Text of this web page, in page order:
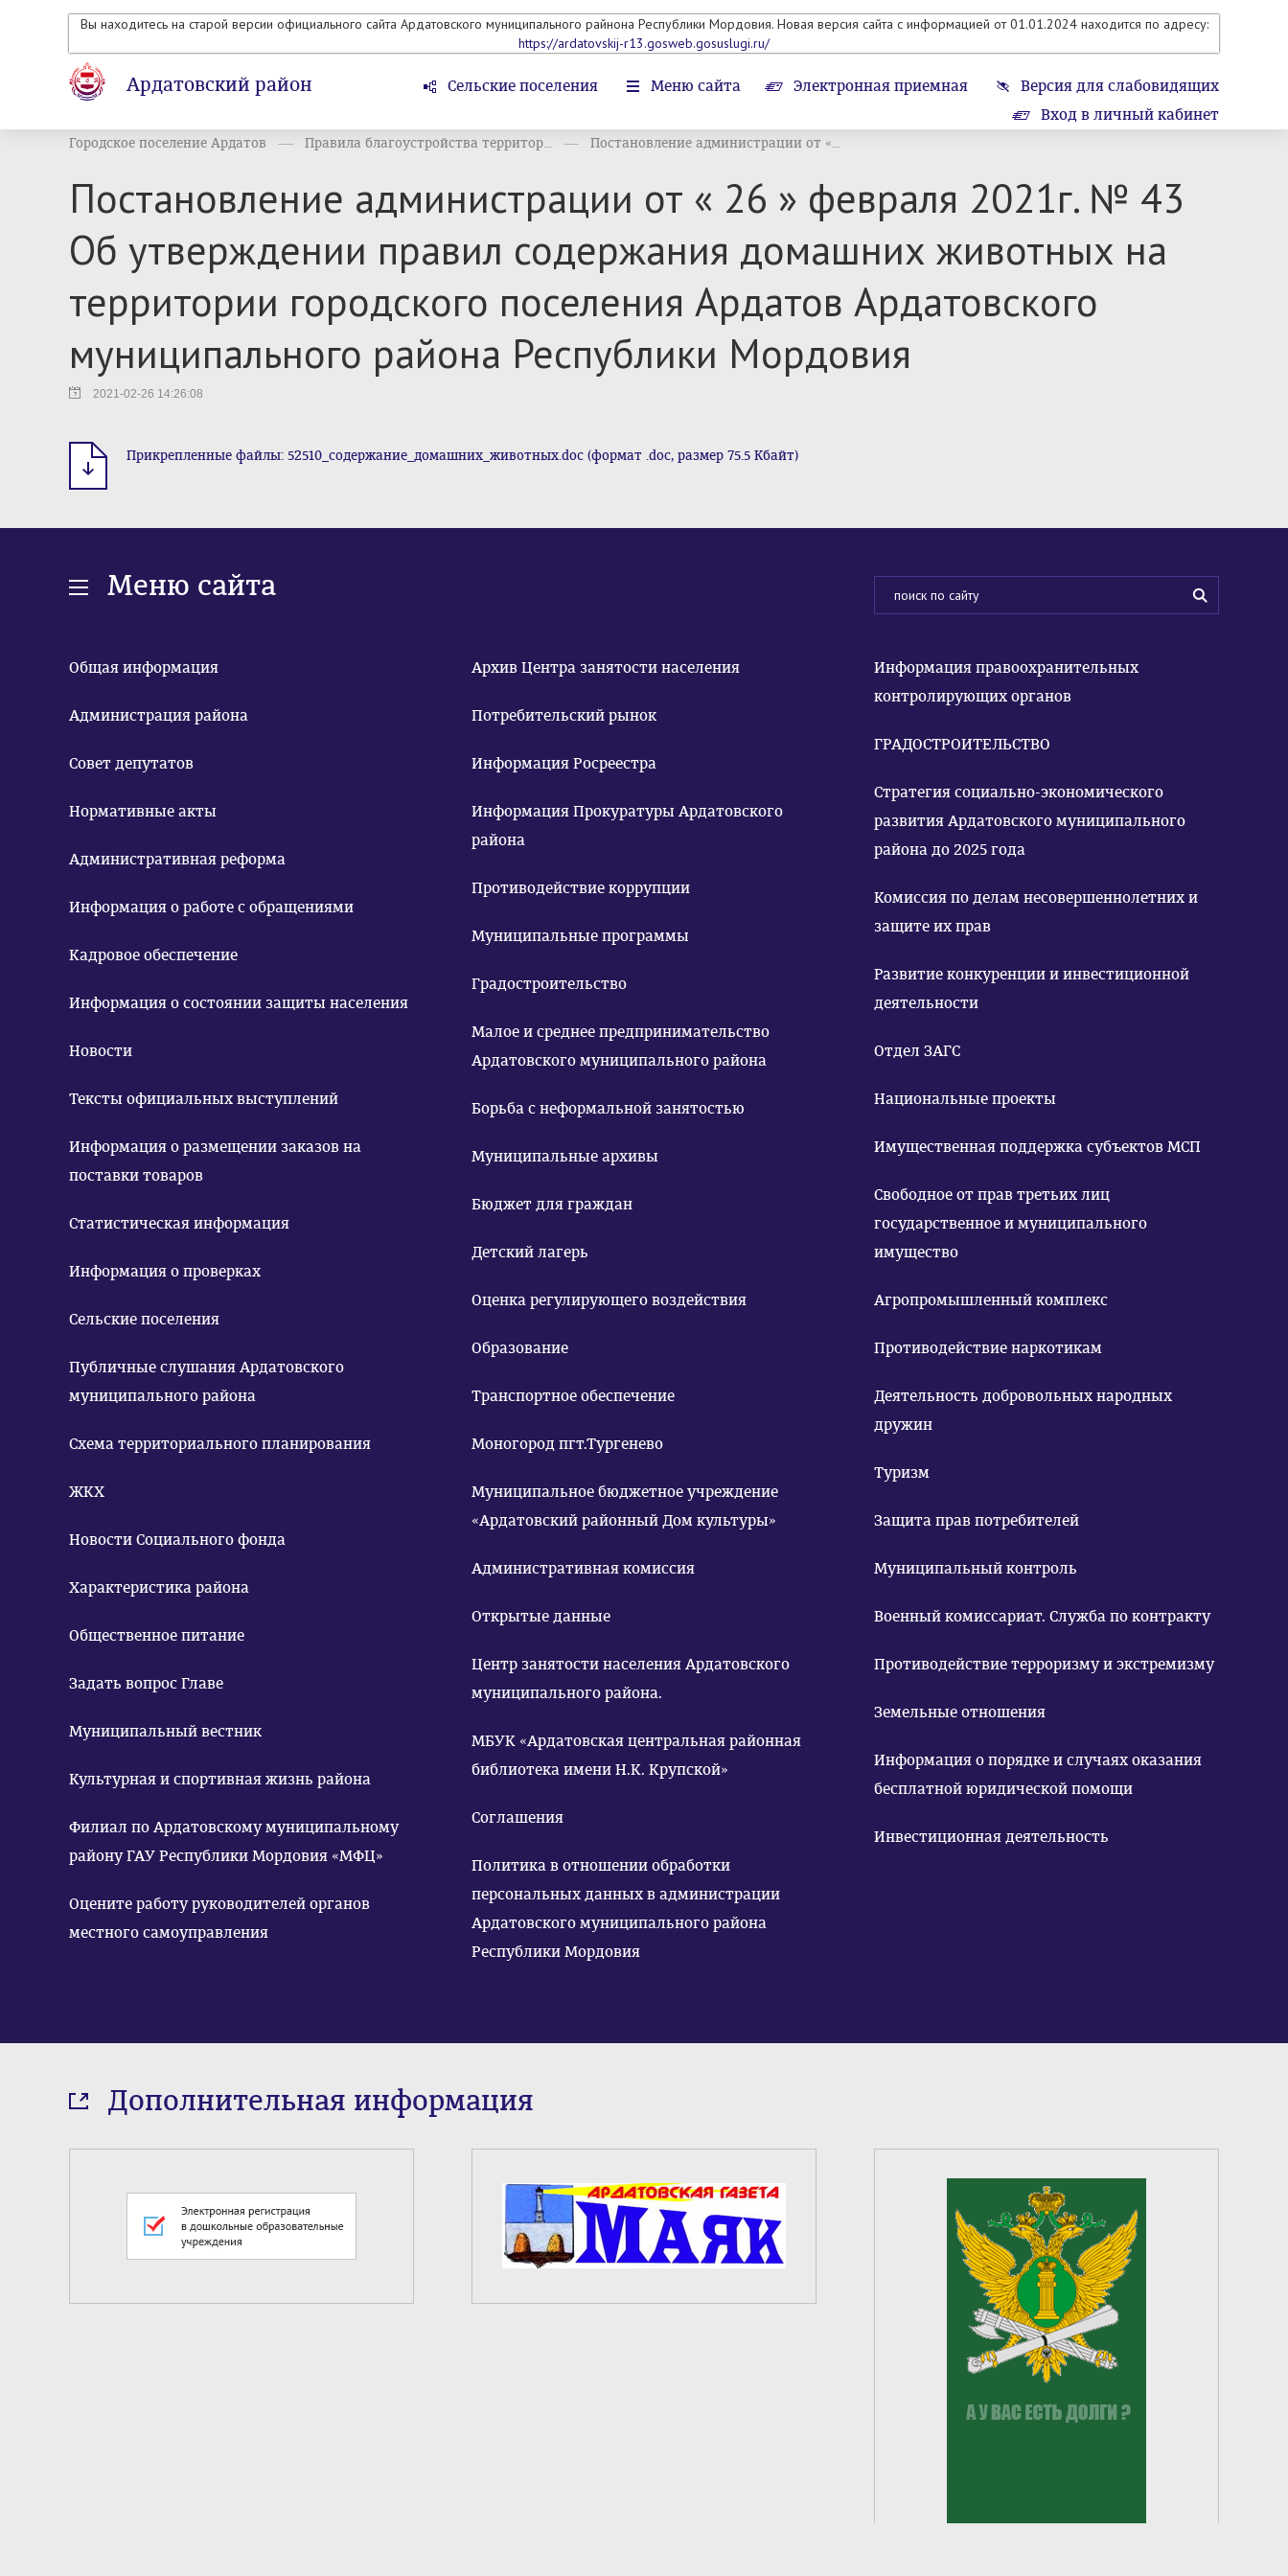
Вы находитесь на старой версии официального сайта Ардатовского муниципального райнона Республики Мордовия. Новая версия сайта с информацией от 01.01.2024 находится по адресу:
https://ardatovskij-r13.gosweb.gosuslugi.ru/
Ардатовский район Сельские поселения Меню сайта Электронная приемная
Версия для слабовидящих
Вход в личный кабинет
Городское поселение Ардатов Правила благоустройства территор... Постановление администрации от «...
Постановление администрации от « 26 » февраля 2021г. № 43
Об утверждении правил содержания домашних животных на
территории городского поселения Ардатов Ардатовского
муниципального района Республики Мордовия
2021-02-26 14:26:08
Прикрепленные файлы: 52510_содержание_домашних_животных.doc (формат .doc, размер 75.5 Кбайт)
Меню сайта
Общая информация
Администрация района
Совет депутатов
Нормативные акты
Административная реформа
Информация о работе с обращениями
Кадровое обеспечение
Информация о состоянии защиты населения
Новости
Тексты официальных выступлений
Информация о размещении заказов на
поставки товаров
Статистическая информация
Информация о проверках
Сельские поселения
Публичные слушания Ардатовского
муниципального района
Схема территориального планирования
ЖКХ
Новости Социального фонда
Характеристика района
Общественное питание
Задать вопрос Главе
Муниципальный вестник
Культурная и спортивная жизнь района
Филиал по Ардатовскому муниципальному
району ГАУ Республики Мордовия «МФЦ»
Оцените работу руководителей органов
местного самоуправления
Архив Центра занятости населения
Потребительский рынок
Информация Росреестра
Информация Прокуратуры Ардатовского
района
Противодействие коррупции
Муниципальные программы
Градостроительство
Малое и среднее предпринимательство
Ардатовского муниципального района
Борьба с неформальной занятостью
Муниципальные архивы
Бюджет для граждан
Детский лагерь
Оценка регулирующего воздействия
Образование
Транспортное обеспечение
Моногород пгт.Тургенево
Муниципальное бюджетное учреждение
«Ардатовский районный Дом культуры»
Административная комиссия
Открытые данные
Центр занятости населения Ардатовского
муниципального района.
МБУК «Ардатовская центральная районная
библиотека имени Н.К. Крупской»
Соглашения
Политика в отношении обработки
персональных данных в администрации
Ардатовского муниципального района
Республики Мордовия
Информация правоохранительных
контролирующих органов
ГРАДОСТРОИТЕЛЬСТВО
Стратегия социально-экономического
развития Ардатовского муниципального
района до 2025 года
Комиссия по делам несовершеннолетних и
защите их прав
Развитие конкуренции и инвестиционной
деятельности
Отдел ЗАГС
Национальные проекты
Имущественная поддержка субъектов МСП
Свободное от прав третьих лиц
государственное и муниципального
имущество
Агропромышленный комплекс
Противодействие наркотикам
Деятельность добровольных народных
дружин
Туризм
Защита прав потребителей
Муниципальный контроль
Военный комиссариат. Служба по контракту
Противодействие терроризму и экстремизму
Земельные отношения
Информация о порядке и случаях оказания
бесплатной юридической помощи
Инвестиционная деятельность
Дополнительная информация